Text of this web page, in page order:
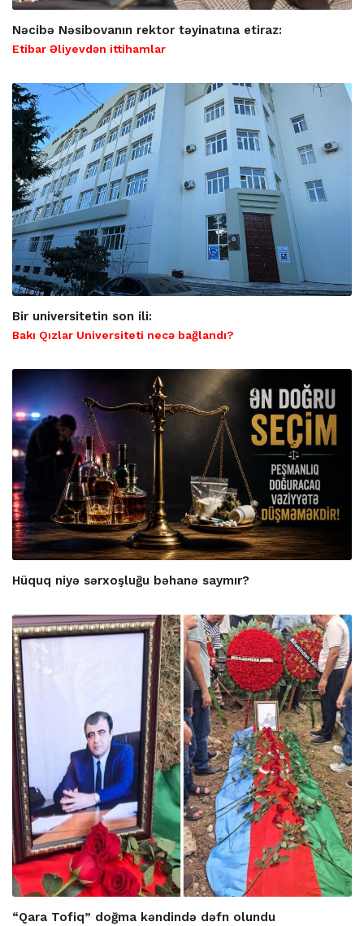
Nəcibə Nəsibovanın rektor təyinatına etiraz:
Etibar Əliyevdən ittihamlar
Bir universitetin son ili:
Bakı Qızlar Universiteti necə bağlandı?
Hüquq niyə sərxoşluğu bəhanə saymır?
“Qara Tofiq” doğma kəndində dəfn olundu